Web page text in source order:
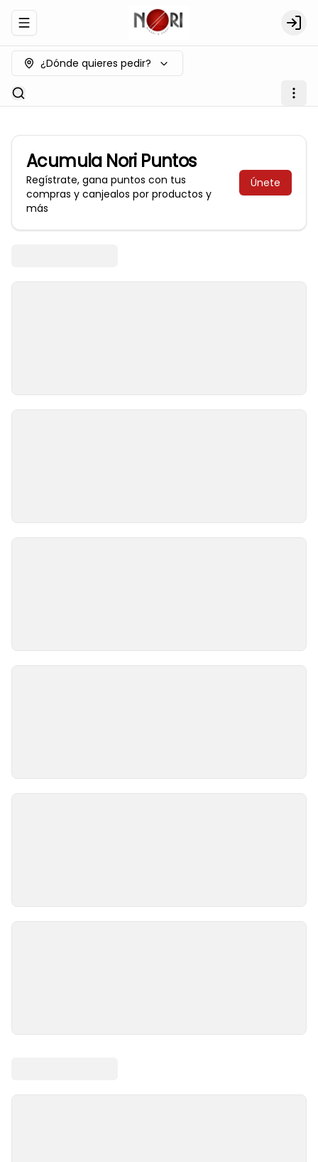
Abrir menu de navegación Login
¿Dónde quieres pedir?
Acumula Nori Puntos
Regístrate, gana puntos con tus
compras y canjealos por productos y
más
Únete